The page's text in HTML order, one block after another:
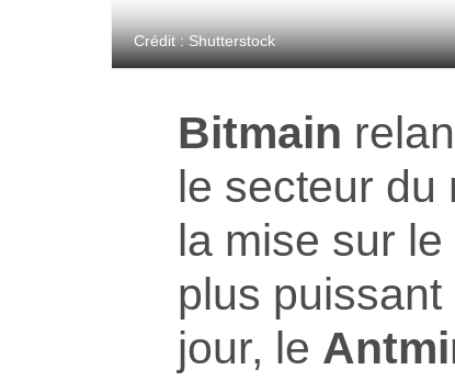
Crédit : Shutterstock
Bitmain
le secteur du
la mise sur
plus
jour, le